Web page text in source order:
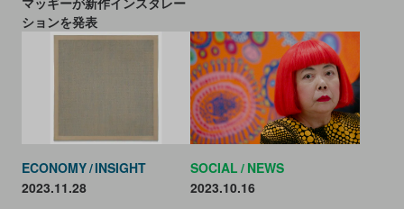
ションを発表
ECONOMY INSIGHT
2023.11.28
SOCIAL NEWS
2023.10.16